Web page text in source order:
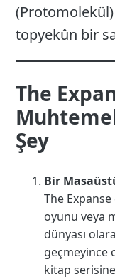
(Protomolekül)
topyekûn bir
The
Şey
Bir
The
oyunu veya
dünyası
geçmeyince
kitap